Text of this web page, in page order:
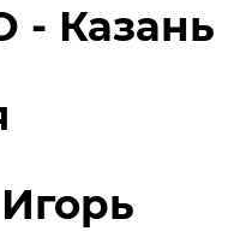
- Казань